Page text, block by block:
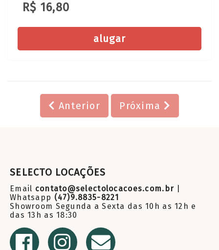
R$ 16,80
alugar
Anterior Próxima
SELECTO LOCAÇÕES
Email contato@selectolocacoes.com.br
Whatsapp (47)9.8835-8221
Showroom Segunda a Sexta das 10h as 12h e
das 13h as 18:30